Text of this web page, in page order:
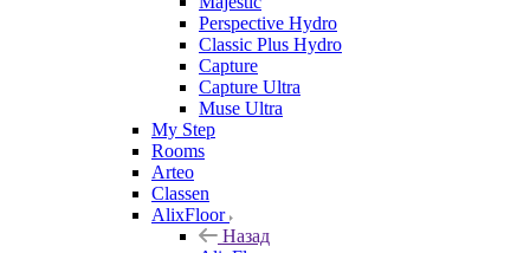
Perspective Hydro
Classic Plus Hydro
Capture
Capture Ultra
Muse Ultra
My Step
Rooms
Arteo
Classen
AlixFloor
Назад